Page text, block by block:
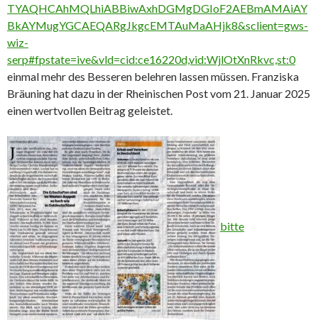
TYAQHCAhMQLhiABBiwAxhDGMgDGIoF2AEBmAMAiAY
BkAYMugYGCAEQARgJkgcEMTAuMaAHjk8&sclient=gws-
wiz-
serp#fpstate=ive&vld=cid:ce16220d,vid:WjlOtXnRkvc,st:0
einmal mehr des Besseren belehren lassen müssen. Franziska
Bräuning hat dazu in der Rheinischen Post vom 21. Januar 2025
einen wertvollen Beitrag geleistet.
bitte